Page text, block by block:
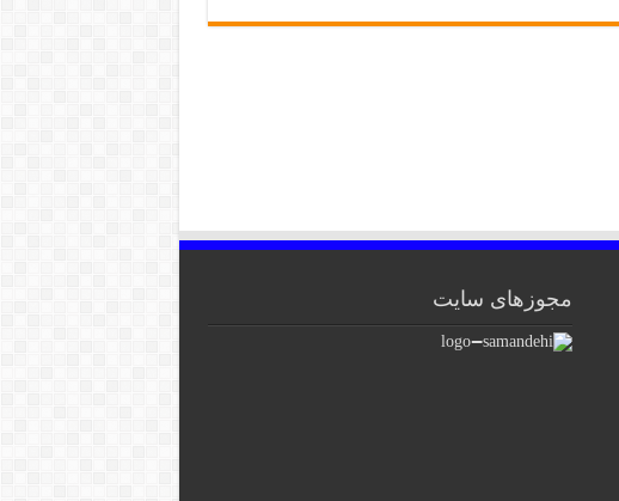
مجوزهای سایت